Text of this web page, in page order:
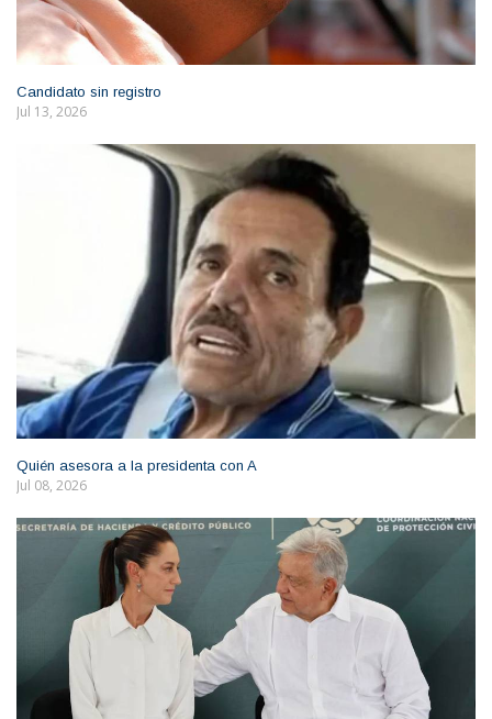
Candidato sin registro
Jul 13, 2026
Quién asesora a la presidenta con A
Jul 08, 2026